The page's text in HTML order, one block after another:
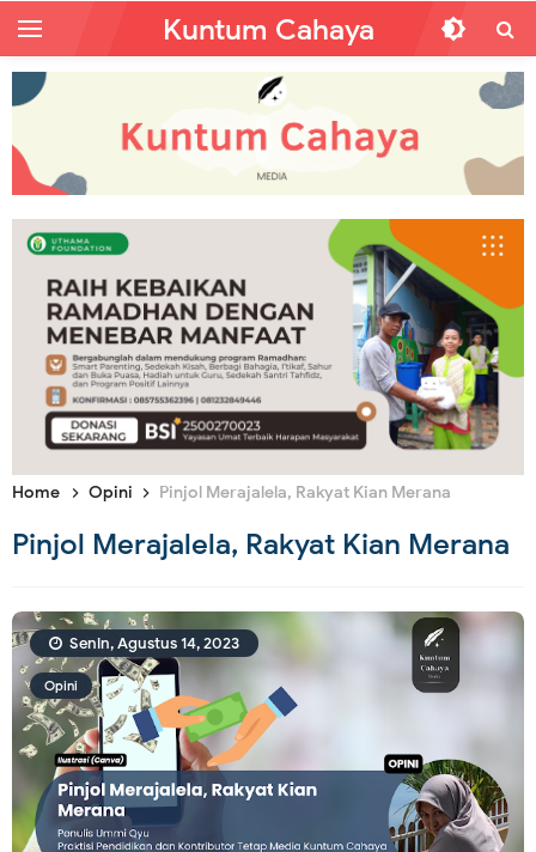
Kuntum Cahaya
Home Opini Pinjol Merajalela, Rakyat Kian Merana
Pinjol Merajalela, Rakyat Kian Merana
Opini
Senin, Agustus 14, 2023